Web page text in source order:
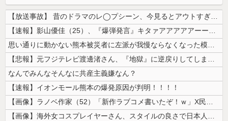
【放送事故】 昔のドラマのレ◯プシーン、今見るとアウトすぎる・・・
【速報】影山優佳（25）、『爆弾発言』キタァアアアアアーーーーー！！
思い通りに動かない熊本被災者に左派が我慢ならなくなった模様、避難所で苦...
【悲報】元フジテレビ渡邊渚さん、『地獄』に逆戻りしてしまう・・・・・
なんでみんなそんなに共産主義嫌なん？
【速報】イオンモール熊本の爆発原因が判明！！！！
【画像】ラノベ作家（52）「新作ラブコメ書いたぞ！ｗ」X民「いい歳こい...
【画像】海外女コスプレイヤーさん、スタイルの良さで日本人を圧倒してしま...